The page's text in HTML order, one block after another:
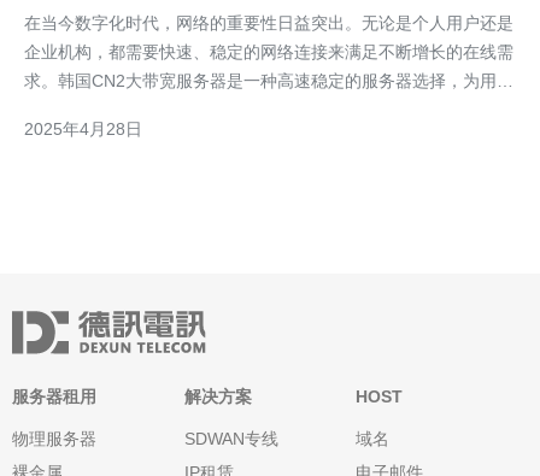
在当今数字化时代，网络的重要性日益突出。无论是个人用户还是
企业机构，都需要快速、稳定的网络连接来满足不断增长的在线需
求。韩国CN2大带宽服务器是一种高速稳定的服务器选择，为用户
是一种位于韩国的高速云服务器。它采用了CN2 GIA直连线路，为
2025年4月28日
服务器租用
物理服务器
解决方案
SDWAN专线
HOST
域名